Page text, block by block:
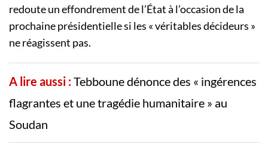
redoute un effondrement de l’État à l’occasion de la
prochaine présidentielle si les « véritables décideurs »
ne réagissent pas.
A lire aussi :Tebboune dénonce des « ingérences
flagrantes et une tragédie humanitaire » au
Soudan